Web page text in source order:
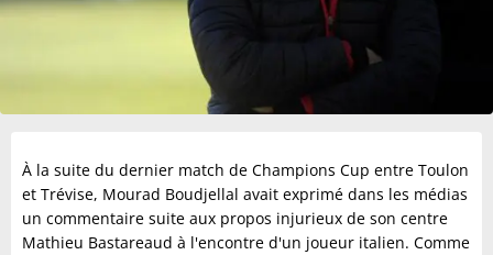
À la suite du dernier match de Champions Cup entre Toulon
et Trévise, Mourad Boudjellal avait exprimé dans les médias
un commentaire suite aux propos injurieux de son centre
Mathieu Bastareaud à l'encontre d'un joueur italien. Comme